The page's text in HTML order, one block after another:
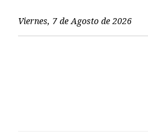
Viernes, 7 de Agosto de 2026